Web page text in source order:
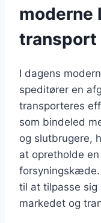
moderne
transport
I dagens
speditører en
transporteres
som bindeled
og slutbrugere,
at opretholde
til at tilpasse
markedet og